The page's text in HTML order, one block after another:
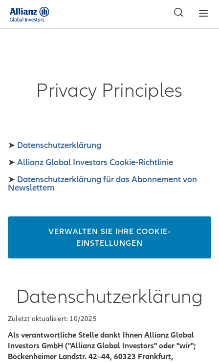
Privacy Principles
➤ Datenschutzerklärung
➤ Allianz Global Investors Cookie-Richtlinie
➤ Datenschutzerklärung für das Abonnement von
Newslettern
VERWALTEN SIE IHRE COOKIE-
EINSTELLUNGEN
Datenschutzerklärung
Zuletzt aktualisiert: 10/2025
Als verantwortliche Stelle dankt Ihnen Allianz Global
Investors GmbH ("Allianz Global Investors" oder "wir";
Bockenheimer Landstr. 42–44, 60323 Frankfurt,